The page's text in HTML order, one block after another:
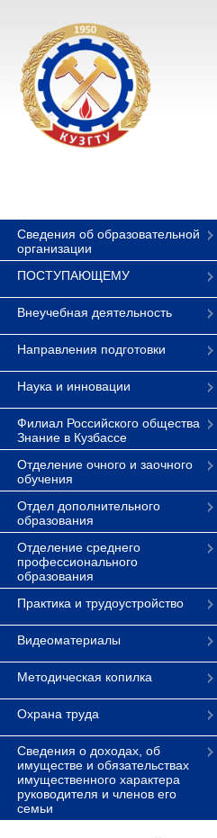
Сведения об образовательной
организации
ПОСТУПАЮЩЕМУ
Внеучебная деятельность
Направления подготовки
Наука и инновации
Филиал Российского общества
Знание в Кузбассе
Отделение очного и заочного
обучения
Отдел дополнительного
образования
Отделение среднего
профессионального
образования
Практика и трудоустройство
Видеоматериалы
Методическая копилка
Охрана труда
Сведения о доходах, об
имуществе и обязательствах
имущественного характера
руководителя и членов его
семьи